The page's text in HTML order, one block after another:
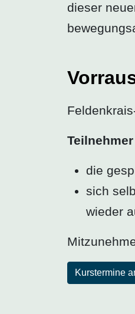
dieser
die
sich
wieder
Kurstermine